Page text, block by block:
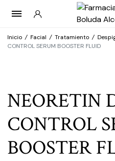
Inicio / Facial / Tratamiento /
CONTROL SERUM BOOSTER FLUID
NEORETIN
CONTROL
BOOSTER